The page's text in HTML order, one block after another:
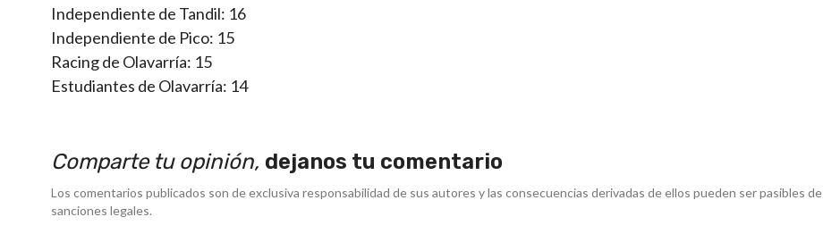
Independiente de Tandil: 16
Independiente de Pico: 15
Racing de Olavarría: 15
Estudiantes de Olavarría: 14
Comparte tu opinión, dejanos tu comentario
Los comentarios publicados son de exclusiva responsabilidad de sus autores y las consecuencias derivadas de ellos pueden ser pasibles de
sanciones legales.